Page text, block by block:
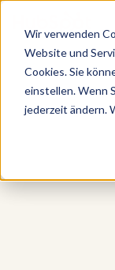
Wir verwenden
Website und
Cookies. Sie
einstellen. Wenn
jederzeit ändern.